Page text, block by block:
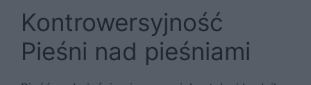
Kontrowersyjność
Pieśni nad pieśniami